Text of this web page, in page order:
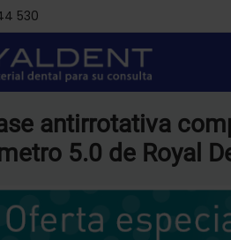
530
antirrotativa
5.0 de Royal